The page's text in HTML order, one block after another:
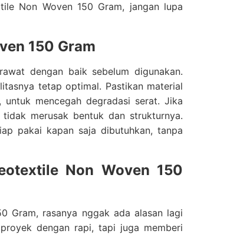
Non Woven 150 Gram, jangan lupa
150 Gram
dengan baik sebelum digunakan.
tetap optimal. Pastikan material
mencegah degradasi serat. Jika
merusak bentuk dan strukturnya.
pakai kapan saja dibutuhkan, tanpa
Non Woven 150
Gram, rasanya nggak ada alasan lagi
dengan rapi, tapi juga memberi